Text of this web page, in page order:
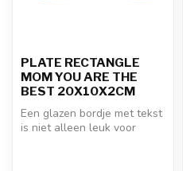
PLATE RECTANGLE
MOM YOU ARE THE
BEST 20X10X2CM
Een glazen bordje met tekst
is niet alleen leuk voor